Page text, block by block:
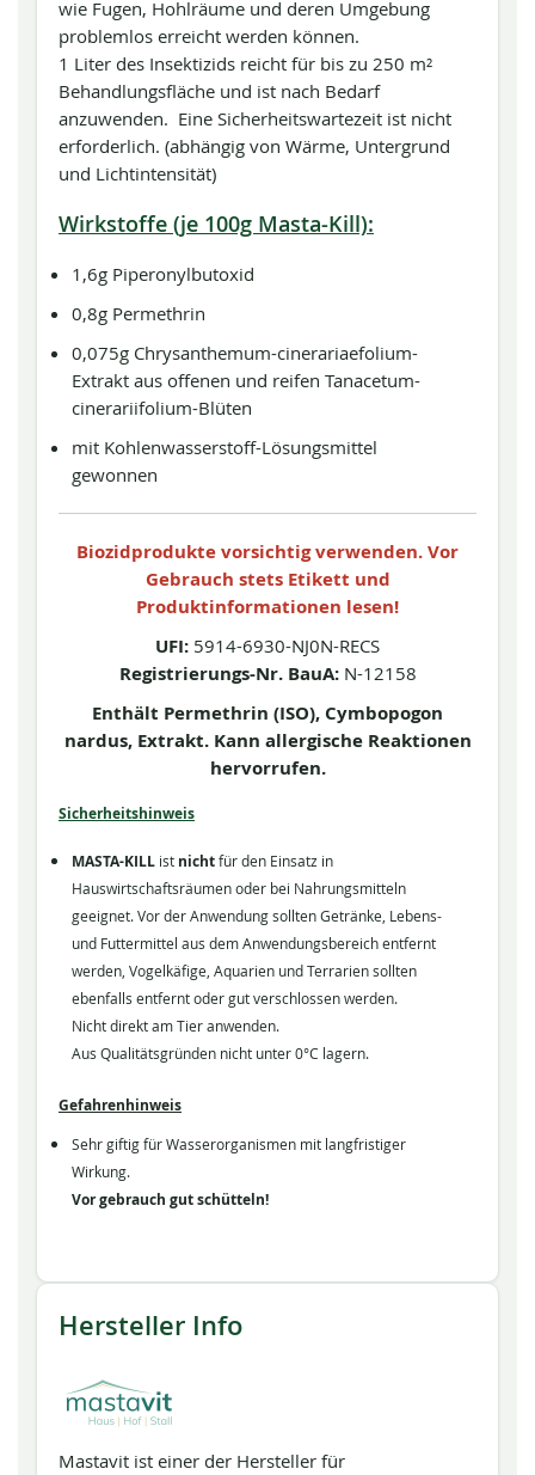
wie Fugen, Hohlräume und deren Umgebung
problemlos erreicht werden können.
1 Liter des Insektizids reicht für bis zu 250 m²
Behandlungsfläche und ist nach Bedarf
anzuwenden. Eine Sicherheitswartezeit ist nicht
erforderlich. (abhängig von Wärme, Untergrund
und Lichtintensität)
Wirkstoffe (je 100g Masta-Kill):
1,6g Piperonylbutoxid
0,8g Permethrin
0,075g Chrysanthemum-cinerariaefolium-
Extrakt aus offenen und reifen Tanacetum-
cinerariifolium-Blüten
mit Kohlenwasserstoff-Lösungsmittel
gewonnen
Biozidprodukte vorsichtig verwenden. Vor
Gebrauch stets Etikett und
Produktinformationen lesen!
UFI: 5914-6930-NJ0N-RECS
Registrierungs-Nr. BauA:N-12158
Enthält Permethrin (ISO), Cymbopogon
nardus, Extrakt. Kann allergische Reaktionen
hervorrufen.
Sicherheitshinweis
MASTA-KILL ist nichtfür den Einsatz in
Hauswirtschaftsräumen oder bei Nahrungsmitteln
geeignet. Vor der Anwendung sollten Getränke, Lebens-
und Futtermittel aus dem Anwendungsbereich entfernt
werden, Vogelkäfige, Aquarien und Terrarien sollten
ebenfalls entfernt oder gut verschlossen werden.
Nicht direkt am Tier anwenden.
Aus Qualitätsgründen nicht unter 0°C lagern.
Gefahrenhinweis
Sehr giftig für Wasserorganismen mit langfristiger
Wirkung.
Vor gebrauch gut schütteln!
Hersteller Info
Mastavit ist einer der Hersteller für